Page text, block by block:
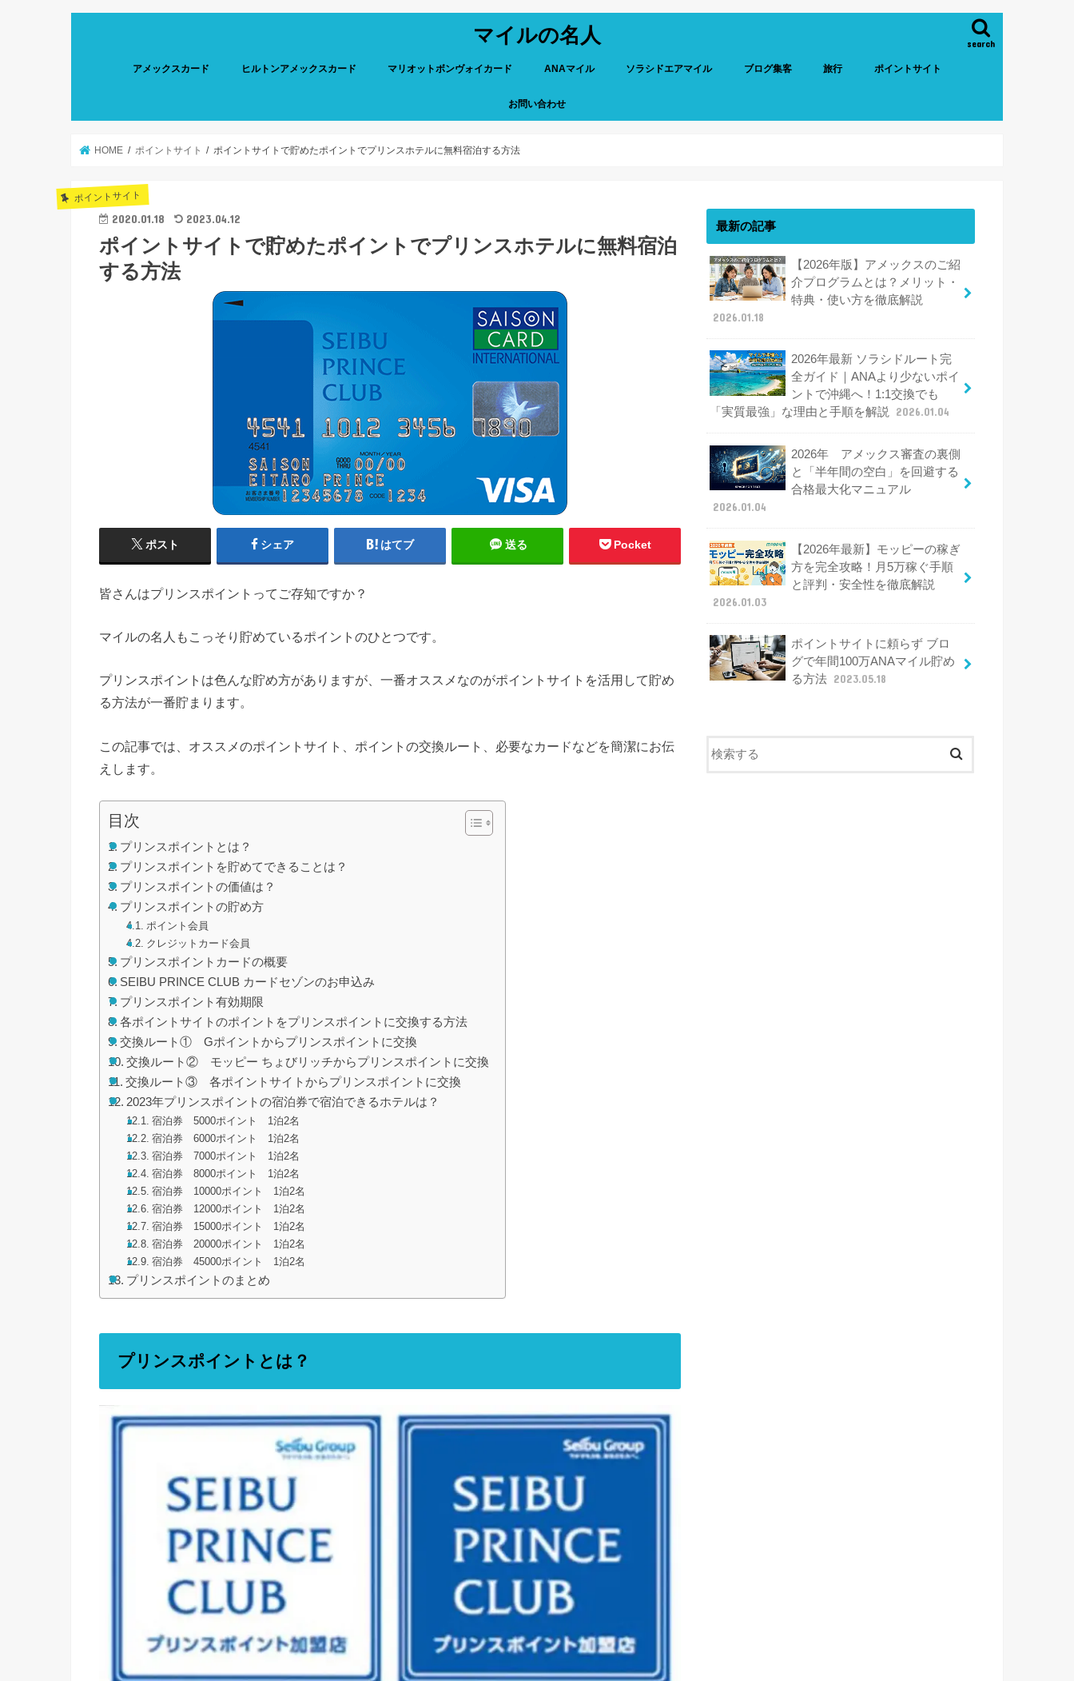
マイルの名人 search
アメックスカード ヒルトンアメックスカード マリオットボンヴォイカード ANAマイル ソラシドエアマイル ブログ集客 旅行 ポイントサイト
お問い合わせ
HOME ポイントサイト ポイントサイトで貯めたポイントでプリンスホテルに無料宿泊する方法
ポイントサイト
2020.01.18 2023.04.12
ポイントサイトで貯めたポイントでプリンスホテルに無料宿泊
する方法
ポスト シェア はてブ 送る Pocket
皆さんはプリンスポイントってご存知ですか？
マイルの名人もこっそり貯めているポイントのひとつです。
プリンスポイントは色んな貯め方がありますが、一番オススメなのがポイントサイトを活用して貯め
る方法が一番貯まります。
この記事では、オススメのポイントサイト、ポイントの交換ルート、必要なカードなどを簡潔にお伝
えします。
目次
プリンスポイントとは？
プリンスポイントを貯めてできることは？
プリンスポイントの価値は？
プリンスポイントの貯め方
ポイント会員
クレジットカード会員
プリンスポイントカードの概要
SEIBU PRINCE CLUB カードセゾンのお申込み
プリンスポイント有効期限
各ポイントサイトのポイントをプリンスポイントに交換する方法
交換ルート① Gポイントからプリンスポイントに交換
交換ルート② モッピー ちょびリッチからプリンスポイントに交換
交換ルート③ 各ポイントサイトからプリンスポイントに交換
2023年プリンスポイントの宿泊券で宿泊できるホテルは？
宿泊券 5000ポイント 1泊2名
宿泊券 6000ポイント 1泊2名
宿泊券 7000ポイント 1泊2名
宿泊券 8000ポイント 1泊2名
宿泊券 10000ポイント 1泊2名
宿泊券 12000ポイント 1泊2名
宿泊券 15000ポイント 1泊2名
宿泊券 20000ポイント 1泊2名
宿泊券 45000ポイント 1泊2名
プリンスポイントのまとめ
プリンスポイントとは？
最新の記事
【2026年版】アメックスのご紹
介プログラムとは？メリット・
特典・使い方を徹底解説
2026.01.18
2026年最新 ソラシドルート完
全ガイド｜ANAより少ないポイ
ントで沖縄へ！1:1交換でも
「実質最強」な理由と手順を解説 2026.01.04
2026年 アメックス審査の裏側
と「半年間の空白」を回避する
合格最大化マニュアル
2026.01.04
【2026年最新】モッピーの稼ぎ
方を完全攻略！月5万稼ぐ手順
と評判・安全性を徹底解説
2026.01.03
ポイントサイトに頼らず ブロ
グで年間100万ANAマイル貯め
る方法 2023.05.18